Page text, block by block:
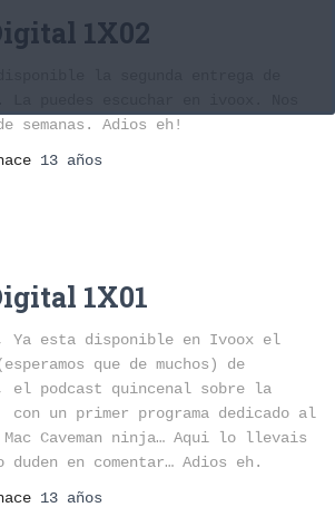
1X02
semanas. Adios eh!
13 años
1X01
Ya esta disponible en Ivoox el
que de muchos) de
el podcast quincenal sobre la
un primer programa dedicado al
Caveman ninja… Aqui lo llevais
duden en comentar… Adios eh.
13 años